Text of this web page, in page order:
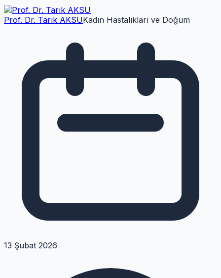
Prof. Dr. Tarık AKSUKadın Hastalıkları ve Doğum
13 Şubat 2026